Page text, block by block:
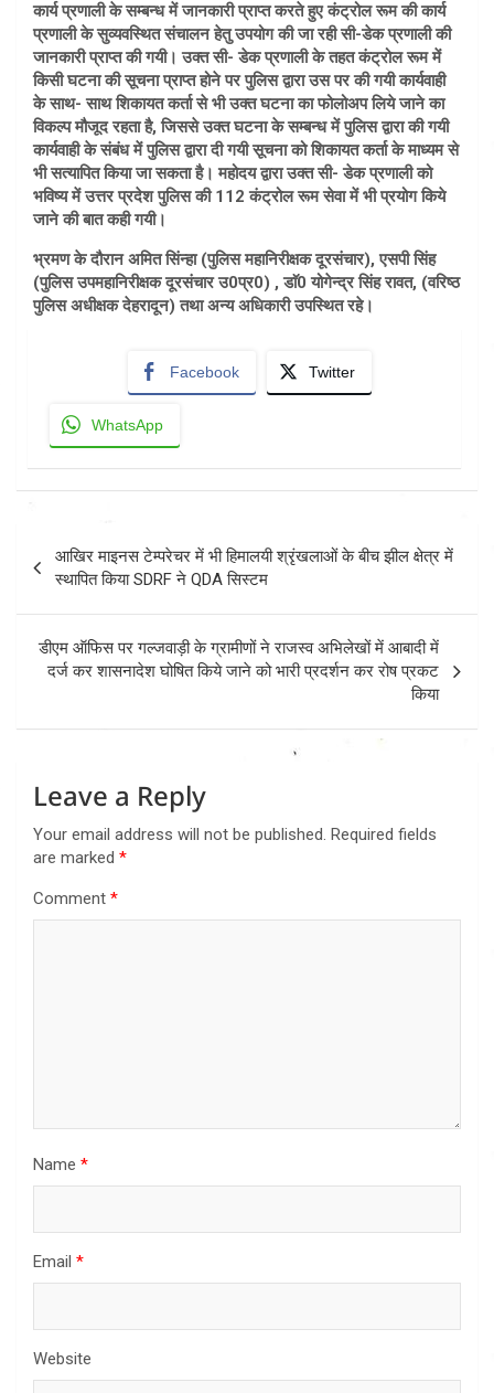
कार्य प्रणाली के सम्बन्ध में जानकारी प्राप्त करते हुए कंट्रोल रूम की कार्य
प्रणाली के सुव्यवस्थित संचालन हेतु उपयोग की जा रही सी-डेक प्रणाली की
जानकारी प्राप्त की गयी। उक्त सी- डेक प्रणाली के तहत कंट्रोल रूम में
किसी घटना की सूचना प्राप्त होने पर पुलिस द्वारा उस पर की गयी कार्यवाही
के साथ- साथ शिकायत कर्ता से भी उक्त घटना का फोलोअप लिये जाने का
विकल्प मौजूद रहता है, जिससे उक्त घटना के सम्बन्ध में पुलिस द्वारा की गयी
कार्यवाही के संबंध में पुलिस द्वारा दी गयी सूचना को शिकायत कर्ता के माध्यम से
भी सत्यापित किया जा सकता है। महोदय द्वारा उक्त सी- डेक प्रणाली को
भविष्य में उत्तर प्रदेश पुलिस की 112 कंट्रोल रूम सेवा में भी प्रयोग किये
जाने की बात कही गयी।
भ्रमण के दौरान अमित सिंन्हा (पुलिस महानिरीक्षक दूरसंचार), एसपी सिंह
(पुलिस उपमहानिरीक्षक दूरसंचार उ0प्र0) , डाॅ0 योगेन्द्र सिंह रावत, (वरिष्ठ
पुलिस अधीक्षक देहरादून) तथा अन्य अधिकारी उपस्थित रहे।
Facebook Twitter
WhatsApp
Post
navigation
आखिर माइनस टेम्परेचर में भी हिमालयी श्रृंखलाओं के बीच झील क्षेत्र में
स्थापित किया SDRF ने QDA सिस्टम
डीएम ऑफिस पर गल्जवाड़ी के ग्रामीणों ने राजस्व अभिलेखों में आबादी में
दर्ज कर शासनादेश घोषित किये जाने को भारी प्रदर्शन कर रोष प्रकट
किया
Leave a Reply
Your email address will not be published. Required fields
are marked *
Comment *
Name *
Email *
Website